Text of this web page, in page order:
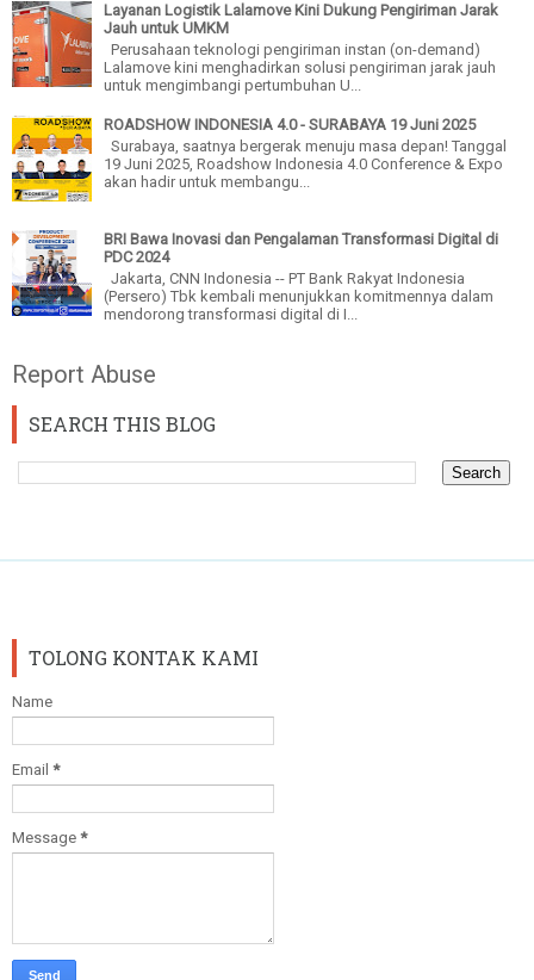
Layanan Logistik Lalamove Kini Dukung Pengiriman Jarak
Jauh untuk UMKM
Perusahaan teknologi pengiriman instan (on-demand)
Lalamove kini menghadirkan solusi pengiriman jarak jauh
untuk mengimbangi pertumbuhan U...
ROADSHOW INDONESIA 4.0 - SURABAYA 19 Juni 2025
Surabaya, saatnya bergerak menuju masa depan! Tanggal
19 Juni 2025, Roadshow Indonesia 4.0 Conference & Expo
akan hadir untuk membangu...
BRI Bawa Inovasi dan Pengalaman Transformasi Digital di
PDC 2024
Jakarta, CNN Indonesia -- PT Bank Rakyat Indonesia
(Persero) Tbk kembali menunjukkan komitmennya dalam
mendorong transformasi digital di I...
Report Abuse
SEARCH THIS BLOG
TOLONG KONTAK KAMI
Name
Email *
Message *